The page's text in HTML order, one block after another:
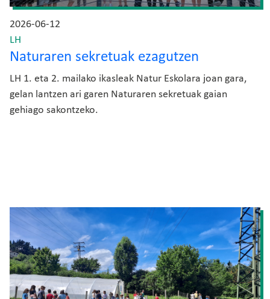
2026-06-12
LH
Naturaren sekretuak ezagutzen
LH 1. eta 2. mailako ikasleak Natur Eskolara joan gara,
gelan lantzen ari garen Naturaren sekretuak gaian
gehiago sakontzeko.
Irudia